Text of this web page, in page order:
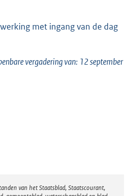
met ingang van de dag
vergadering van: 12 september
van het Staatsblad, Staatscourant,